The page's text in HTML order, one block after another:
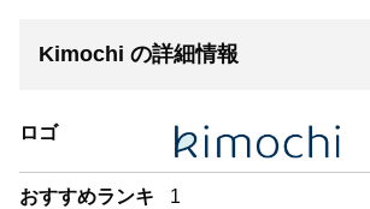
Kimochi の詳細情報
ロゴ
おすすめランキ
1